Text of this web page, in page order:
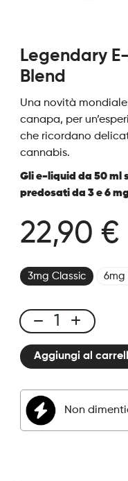
Legendary
Blend
Una novità
canapa, per
che ricordano
cannabis.
Gli e-liquid da 50 ml
predosati da 3 e 6
22,90 €
3mg Classic 6mg
Legendary
E-
liquid
Sativa
Blend
quantità
Aggiungi al
Non